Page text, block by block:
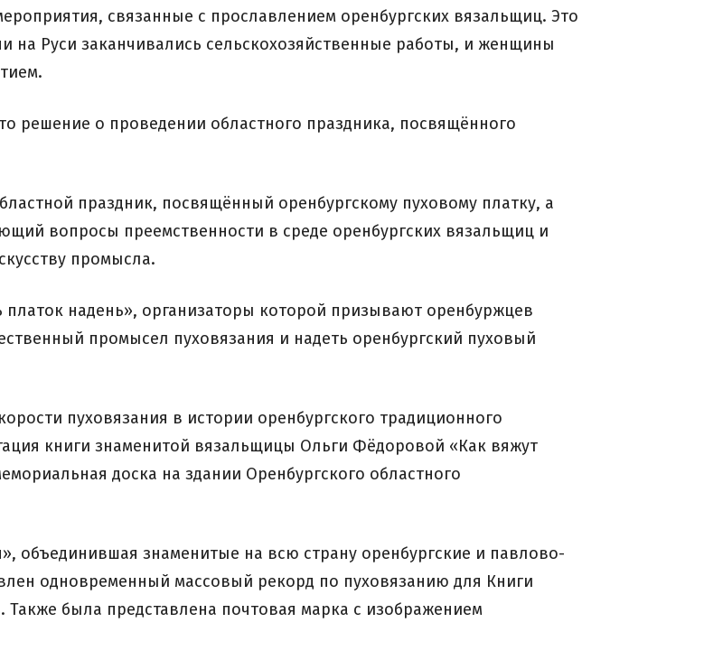
связанные с прославлением оренбургских вязальщиц. Это
на Руси заканчивались сельскохозяйственные работы, и женщины
решение о проведении областного праздника, посвящённого
праздник, посвящённый оренбургскому пуховому платку, а
вопросы преемственности в среде оренбургских вязальщиц и
промысла.
надень», организаторы которой призывают оренбуржцев
промысел пуховязания и надеть оренбургский пуховый
пуховязания в истории оренбургского традиционного
книги знаменитой вязальщицы Ольги Фёдоровой «Как вяжут
доска на здании Оренбургского областного
объединившая знаменитые на всю страну оренбургские и павлово-
одновременный массовый рекорд по пуховязанию для Книги
была представлена почтовая марка с изображением